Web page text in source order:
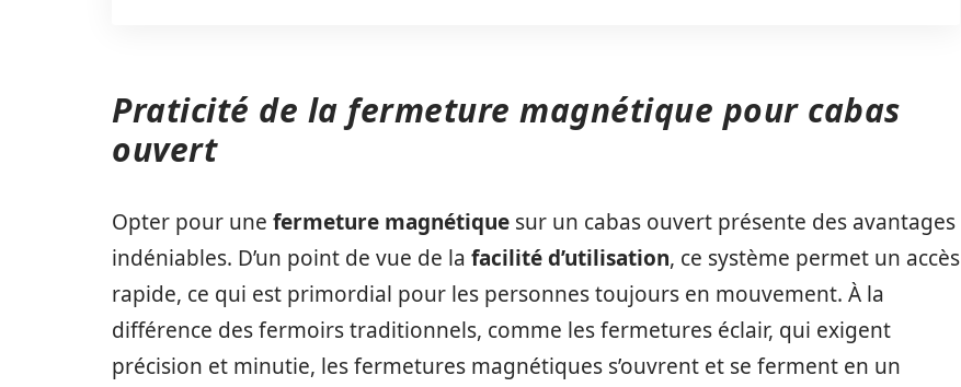
Praticité de la fermeture magnétique pour cabas
ouvert
Opter pour une fermeture magnétique sur un cabas ouvert présente des avantages
indéniables. D’un point de vue de la facilité d’utilisation, ce système permet un accès
rapide, ce qui est primordial pour les personnes toujours en mouvement. À la
différence des fermoirs traditionnels, comme les fermetures éclair, qui exigent
précision et minutie, les fermetures magnétiques s’ouvrent et se ferment en un